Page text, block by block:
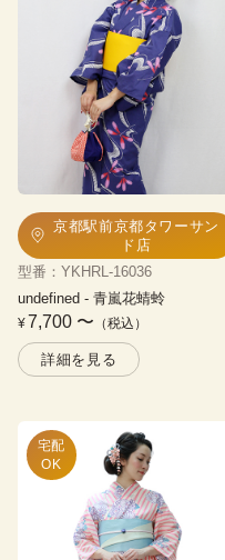
京都駅前京都タワーサン
ド店
型番 ： YKHRL-16036
undefined - 青嵐花蜻蛉
¥7,700 〜 （税込）
詳細を見る
宅配
OK